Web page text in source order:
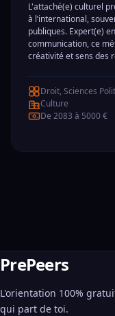
L'attaché(e) culturel
à l’international,
publiques. Expert(e)
communication, ce
créativité et sens des
Droit, Sciences
Culture
De 2083 à 5000 €
PrePeers
L'orientation 100%
qui part de toi.